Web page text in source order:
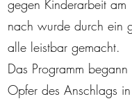
gegen Kinderarbeit
nach wurde durch ein
alle leistbar gemacht.
Das Programm
Opfer des Anschlags